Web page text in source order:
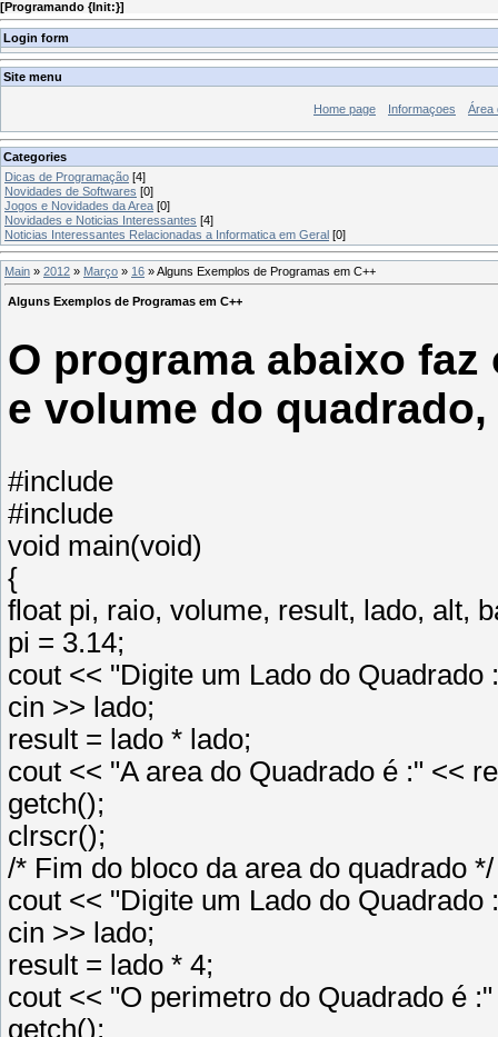
[Programando {Init:}]
Login form
Site menu
Home page Informaçoes Área
Categories
Dicas de Programação [4]
Novidades de Softwares [0]
Jogos e Novidades da Area [0]
Novidades e Noticias Interessantes [4]
Noticias Interessantes Relacionadas a Informatica em Geral [0]
Main » 2012 » Março » 16 » Alguns Exemplos de Programas em C++
Alguns Exemplos de Programas em C++
O programa abaixo
e volume do
#include
#include
void main(void)
{
float pi, raio, volume, result, lado, alt,
pi = 3.14;
cout << "Digite um Lado do Quadrado
cin >> lado;
result = lado * lado;
cout << "A area do Quadrado é :" <<
getch();
clrscr();
/* Fim do bloco da area do quadrado */
cout << "Digite um Lado do Quadrado
cin >> lado;
result = lado * 4;
cout << "O perimetro do Quadrado é
getch();